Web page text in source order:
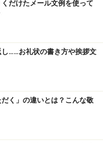
言い換えるとしたら、
ょうか。下記に挙げて
らば
だけたメール文例を使って
し……お礼状の書き方や挨拶文
だく」の違いとは？こんな敬